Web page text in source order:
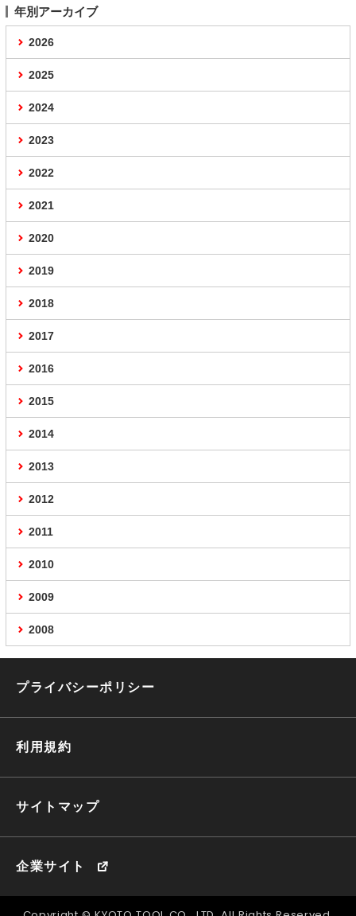
年別アーカイブ
2026
2025
2024
2023
2022
2021
2020
2019
2018
2017
2016
2015
2014
2013
2012
2011
2010
2009
2008
プライバシーポリシー
利用規約
サイトマップ
企業サイト